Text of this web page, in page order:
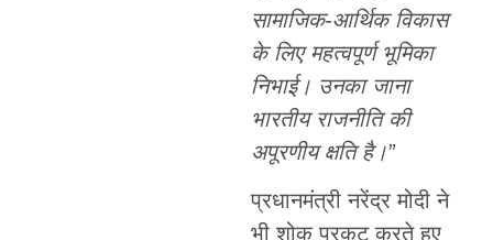
सामाजिक-आर्थिक विकास
के लिए महत्वपूर्ण भूमिका
निभाई। उनका जाना
भारतीय राजनीति की
अपूरणीय क्षति है।”
प्रधानमंत्री नरेंद्र मोदी ने
भी शोक प्रकट करते हुए